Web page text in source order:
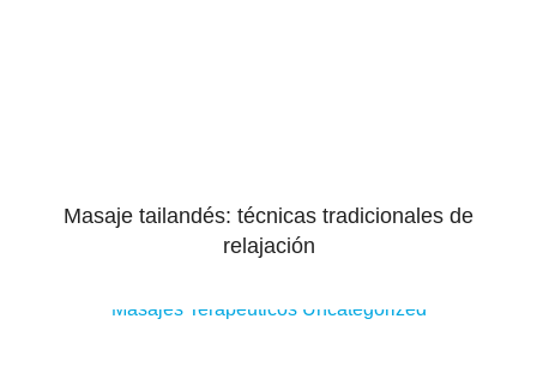
Masaje tailandés: técnicas tradicionales de
relajación
Masajes Terapeuticos Uncategorized